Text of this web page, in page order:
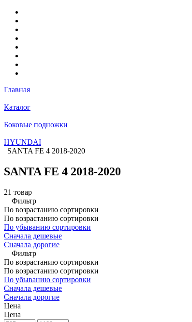
Главная
Каталог
Боковые подножки
HYUNDAI
SANTA FE 4 2018-2020
SANTA FE 4 2018-2020
21 товар
Фильтр
По возрастанию сортировки
По возрастанию сортировки
По убыванию сортировки
Сначала дешевые
Сначала дорогие
Фильтр
По возрастанию сортировки
По возрастанию сортировки
По убыванию сортировки
Сначала дешевые
Сначала дорогие
Цена
Цена